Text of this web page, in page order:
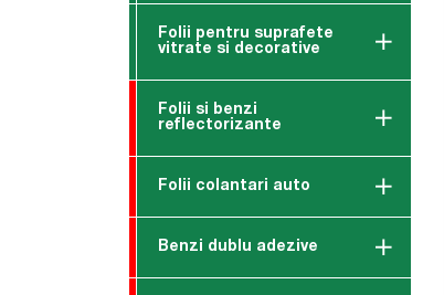
Folii pentru suprafete
vitrate si decorative
Folii si benzi
reflectorizante
Folii colantari auto
Benzi dublu adezive